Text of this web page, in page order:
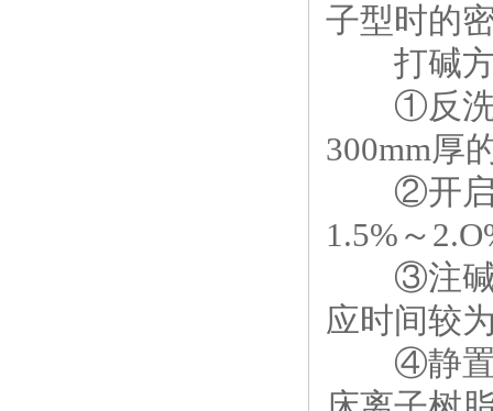
子型时的
打碱方
①反洗完
300mm厚
②开启碱
1.5%～
③注碱完
应时间较
④静置完